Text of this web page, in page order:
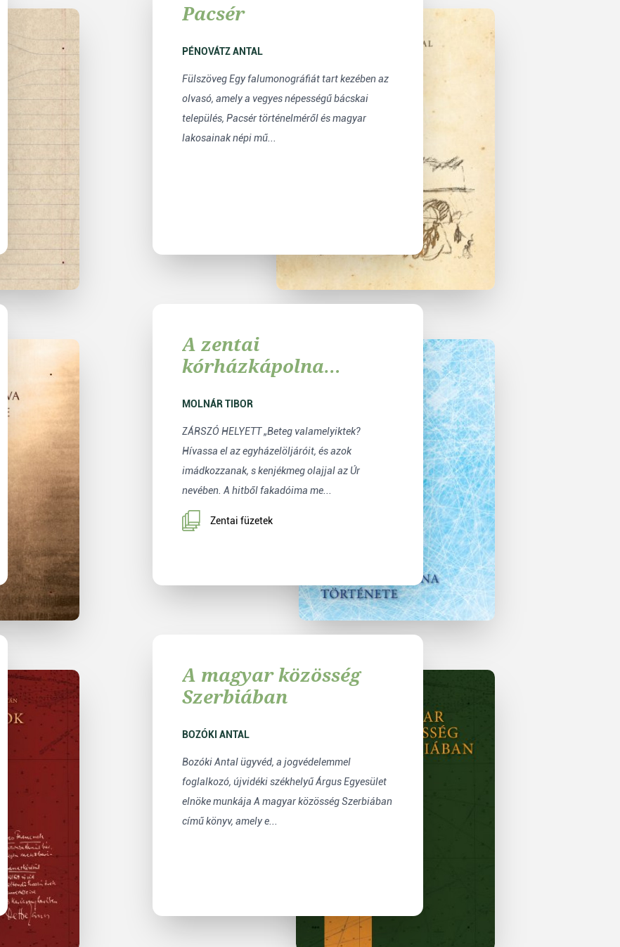
Pacsér
PÉNOVÁTZ ANTAL
Fülszöveg Egy falumonográfiát tart kezében az
olvasó, amely a vegyes népességű bácskai
település, Pacsér történelméről és magyar
lakosainak népi mű...
A zentai
kórházkápolna
MOLNÁR TIBOR
ZÁRSZÓ HELYETT „Beteg valamelyiktek?
Hívassa el az egyházelöljáróit, és azok
imádkozzanak, s kenjékmeg olajjal az Úr
nevében. A hitből fakadóima me...
Zentai füzetek
A magyar közösség
Szerbiában
BOZÓKI ANTAL
Bozóki Antal ügyvéd, a jogvédelemmel
foglalkozó, újvidéki székhelyű Árgus Egyesület
elnöke munkája A magyar közösség Szerbiában
című könyv, amely e...